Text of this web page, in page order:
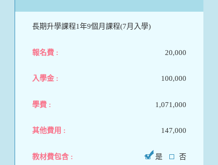
長期升學課程1年9個月課程(7月入學)
20,000
100,000
1,071,000
147,000
是 否